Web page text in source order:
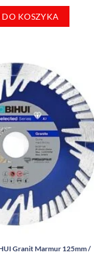
KOSZYKA
Granit Marmur 125mm /